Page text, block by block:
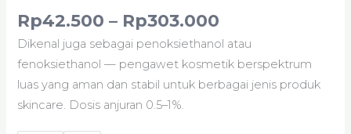
Rp42.500 – Rp303.000
Dikenal juga sebagai penoksiethanol atau
fenoksiethanol — pengawet kosmetik berspektrum
luas yang aman dan stabil untuk berbagai jenis produk
skincare. Dosis anjuran 0.5–1%.